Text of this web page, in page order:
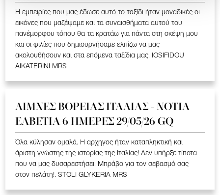
Η εμπειρίες που μας έδωσε αυτό το ταξίδι ήταν μοναδικές οι
εικόνες που μαζέψαμε και τα συναισθήματα αυτού του
πανέμορφου τόπου θα τα κρατάω για πάντα στη σκέψη μου
και οι φιλίες που δημιουργήσαμε ελπίζω να μας
ακολουθήσουν και στα επόμενα ταξίδια μας. IOSIFIDOU
AIKATERINI MRS
ΛΙΜΝΕΣ ΒΟΡΕΙΑΣ ΙΤΑΛΙΑΣ - ΝΟΤΙΑ
ΕΛΒΕΤΙΑ 6 ΗΜΕΡΕΣ 29/05/26 GQ
Όλα κύλησαν ομαλά. Η αρχηγος ήταν καταπληκτική και
άριστη γνώστης της ιστορίας της Ιταλίας! Δεν υπήρξε τίποτα
που να μας δυσαρεστήσει. Μπράβο για τον σεβασμό σας
στον πελάτη!. STOLI GLYKERIA MRS